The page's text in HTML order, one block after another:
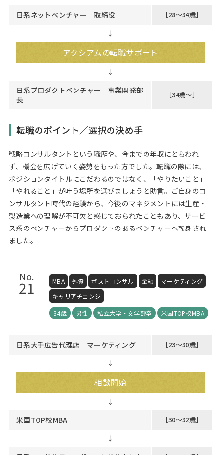
日系ネットベンチャー 取締役 ［28～34歳］
↓
アクシアムの転職サポート
日系プロダクトベンチャー 事業開発部
長
［34歳～］
転職のポイント／選択の決め手
戦略コンサルタントという職歴や、今までの年収にとらわれ
ず、機会を広げていく姿勢をもった方でした。転職の際には、
ポジションタイトルにこだわるのではなく、「やりたいこと」
「やれること」が叶う場所を選びましょうと助言。ご自身のコ
ンサルタント時代の経験から、今後のマネジメントには生産・
製造業への理解が不可欠と感じておられたこともあり、サービ
ス系のベンチャーからプロダクトのあるベンチャーへ転身され
ました。
No.
21 MBA 外資 ポストコンサル 金融
マーケティング
キャリアチェンジ
34歳
男性 私立大学・文学部卒 米国TOP校MBA
日系大手広告代理店 マーケティング ［23～30歳］
↓
相談開始
米国TOP校MBA ［30～32歳］
↓